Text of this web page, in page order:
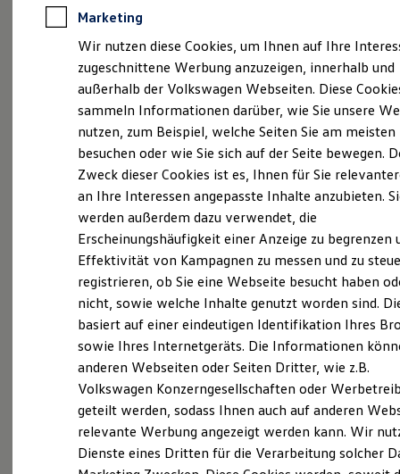
Anpfiff zum Gewinn
Elektroautos
ID. Tutorials
Elektrofahrzeugkonzepte
Reichweite
Reichweite der ID. Modelle
Reichweite im Winter
Laden
Laden unterwegs
Laden Zuhause
Ladezeitensimulator
Batterie
Sicherheit
Garantie und Lebensdauer
Nachhaltigkeit
Technologie
Kosten und Kauf
Verbrauchskosten
Kaufoptionen
E-Auto-Förderung
Software und Konnektivität
Die ID. Software 6
ID. Software Versionen und Updates
Digitale Extras
Schnittstellen zu Ihrem ID.
Probefahrt vereinbaren
Fahrzeugangebot anfordern
Servicetermin buchen
Serviceanfrage stellen
Details des Golf
Marketing
Wir nutzen diese Cookies, um Ihnen auf Ihre
zugeschnittene Werbung anzuzeigen, innerhalb und
außerhalb der Volkswagen Webseiten. Diese
sammeln Informationen darüber, wie Sie unsere
nutzen, zum Beispiel, welche Seiten Sie am meisten
besuchen oder wie Sie sich auf der Seite bewegen.
Zweck dieser Cookies ist es, Ihnen für Sie
an Ihre Interessen angepasste Inhalte anzubieten.
werden außerdem dazu verwendet, die
Erscheinungshäufigkeit einer Anzeige zu begrenzen
Effektivität von Kampagnen zu messen und zu
registrieren, ob Sie eine Webseite besucht haben
nicht, sowie welche Inhalte genutzt worden sind.
basiert auf einer eindeutigen Identifikation Ihres
sowie Ihres Internetgeräts. Die Informationen
anderen Webseiten oder Seiten Dritter, wie z.B.
Volkswagen Konzerngesellschaften oder
geteilt werden, sodass Ihnen auch auf anderen
relevante Werbung angezeigt werden kann. Wir
Dienste eines Dritten für die Verarbeitung solcher